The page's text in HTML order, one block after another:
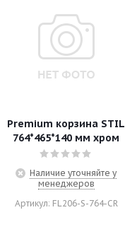
Premium корзина STIL
764*465*140 мм хром
Наличие уточняйте у
менеджеров
Артикул: FL206-S-764-CR